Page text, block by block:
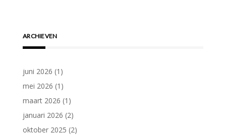
ARCHIEVEN
juni 2026 (1)
mei 2026 (1)
maart 2026 (1)
januari 2026 (2)
oktober 2025 (2)